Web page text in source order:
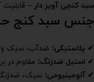
سبد کنجی آویز دار – قابلیت
جنس سبد کنج
✔ پلاستیکی: ضدآب، سبک و
✔ استیل ضدزنگ: مقاوم در
✔ آلومینیومی: سبک، ضدزنگ